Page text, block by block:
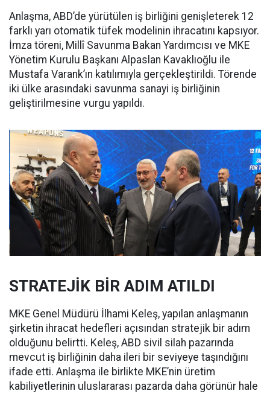
Anlaşma, ABD’de yürütülen iş birliğini genişleterek 12
farklı yarı otomatik tüfek modelinin ihracatını kapsıyor.
İmza töreni, Millî Savunma Bakan Yardımcısı ve MKE
Yönetim Kurulu Başkanı Alpaslan Kavaklıoğlu ile
Mustafa Varank’ın katılımıyla gerçekleştirildi. Törende
iki ülke arasındaki savunma sanayi iş birliğinin
geliştirilmesine vurgu yapıldı.
STRATEJİK BİR ADIM ATILDI
MKE Genel Müdürü İlhami Keleş, yapılan anlaşmanın
şirketin ihracat hedefleri açısından stratejik bir adım
olduğunu belirtti. Keleş, ABD sivil silah pazarında
mevcut iş birliğinin daha ileri bir seviyeye taşındığını
ifade etti. Anlaşma ile birlikte MKE’nin üretim
kabiliyetlerinin uluslararası pazarda daha görünür hale